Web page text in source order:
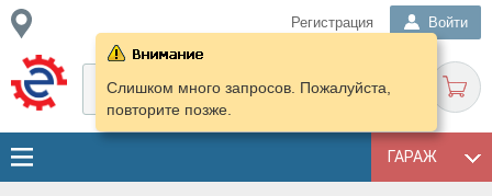
Регистрация Войти
ГАРАЖ
Слишком много запросов. Пожалуйста,
повторите позже.